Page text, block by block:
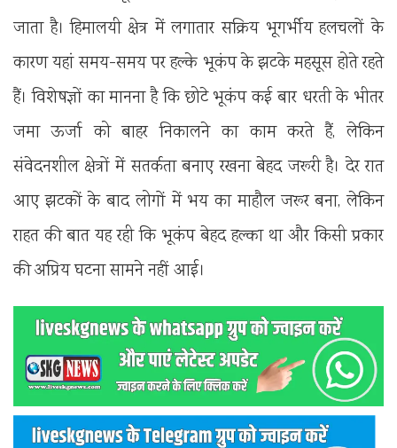
जाता है। हिमालयी क्षेत्र में लगातार सक्रिय भूगर्भीय हलचलों के
कारण यहां समय-समय पर हल्के भूकंप के झटके महसूस होते रहते
हैं। विशेषज्ञों का मानना है कि छोटे भूकंप कई बार धरती के भीतर
जमा ऊर्जा को बाहर निकालने का काम करते हैं, लेकिन
संवेदनशील क्षेत्रों में सतर्कता बनाए रखना बेहद जरूरी है। देर रात
आए झटकों के बाद लोगों में भय का माहौल जरूर बना, लेकिन
राहत की बात यह रही कि भूकंप बेहद हल्का था और किसी प्रकार
की अप्रिय घटना सामने नहीं आई।